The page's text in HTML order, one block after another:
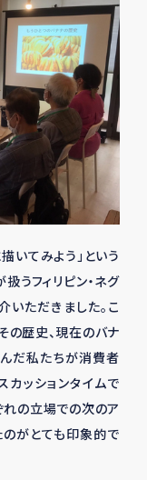
いてみよう」という
うフィリピン・ネグ
いただきました。こ
の歴史、現在のバナ
だ私たちが消費者
ッションタイムで
れの立場での次のア
のがとても印象的で